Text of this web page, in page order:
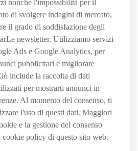
nonché l'impossibilità per il
di svolgere indagini di mercato,
il grado di soddisfazione degli
newsletter. Utilizziamo servizi
Ads e Google Analytics, per
pubblicitari e migliorare
include la raccolta di dati
per mostrarti annunci in
Al momento del consenso, ti
l'uso di questi dati. Maggiori
e la gestione del consenso
policy di questo sito web.